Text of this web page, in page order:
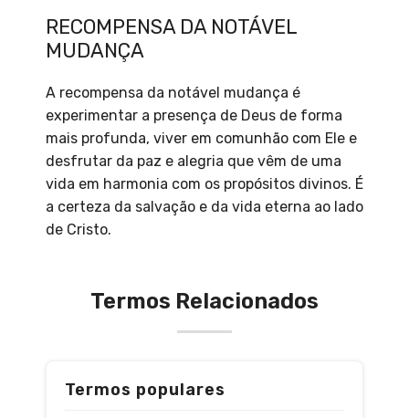
RECOMPENSA DA NOTÁVEL
MUDANÇA
A recompensa da notável mudança é
experimentar a presença de Deus de forma
mais profunda, viver em comunhão com Ele e
desfrutar da paz e alegria que vêm de uma
vida em harmonia com os propósitos divinos. É
a certeza da salvação e da vida eterna ao lado
de Cristo.
Termos Relacionados
Termos populares